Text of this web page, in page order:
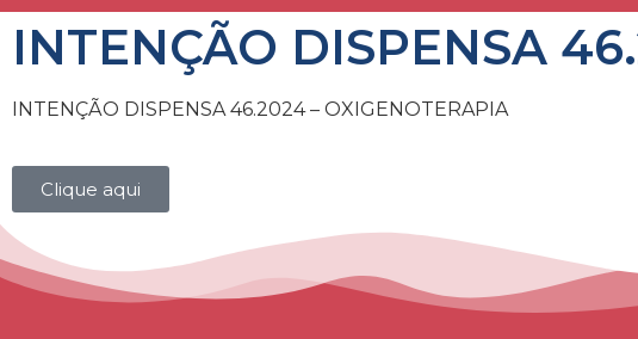
INTENÇÃO DISPENSA
INTENÇÃO DISPENSA 46.2024 – OXIGENOTERAPIA
Clique aqui